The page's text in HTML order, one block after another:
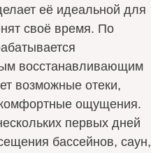
её идеальной для
своё время. По
восстанавливающим
возможные отеки,
комфортные ощущения.
первых дней
бассейнов, саун,